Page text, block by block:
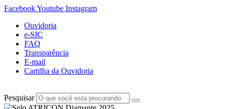
FacebookYoutube Instagram
Ouvidoria
e-SIC
FAQ
Transparência
E-mail
Cartilha da Ouvidoria
Pesquisar